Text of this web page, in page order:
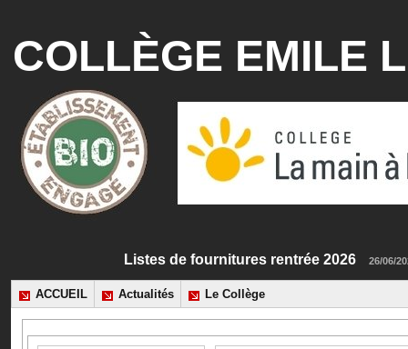
COLLÈGE EMILE
Listes de fournitures rentrée 2026 26/
ACCUEIL Actualités Le Collège